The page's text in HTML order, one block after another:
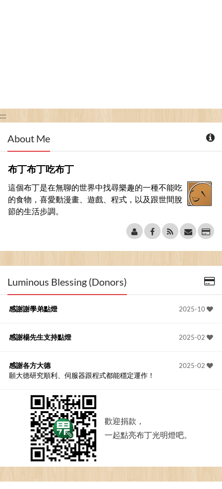
:::
About Me
布丁布丁吃布丁
這個布丁是在無聊的世界中找尋樂趣的一種不能吃
的食物，喜愛動漫畫、遊戲、程式，以及跟世間脫
節的生活步調。
Luminous Blessing (Donors)
2025-10
感謝謝學弟點燈
2025-02
感謝楊先生支持點燈
2025-02
感謝各方大德
願大德研究順利、伺服器跟程式都能穩定運作！
歡迎捐款，
一起點亮布丁光明燈吧。